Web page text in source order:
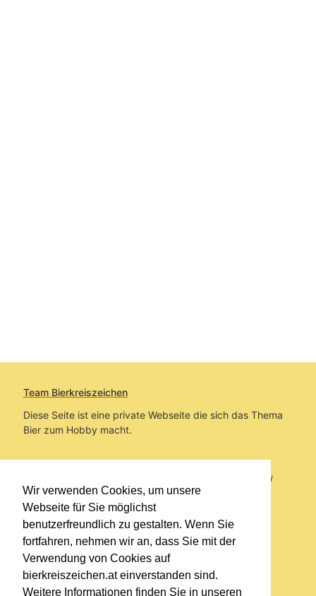
Wir verwenden Cookies, um unsere
Webseite für Sie möglichst
benutzerfreundlich zu gestalten. Wenn Sie
fortfahren, nehmen wir an, dass Sie mit der
Verwendung von Cookies auf
bierkreiszeichen.at einverstanden sind.
Weitere Informationen finden Sie in unseren
Team Bierkreiszeichen
Diese Seite ist eine private Webseite die sich das Thema
Bier zum Hobby macht.
Sie befinden sich auf https://www.bierkreiszeichen.at/
im Pfad:Übers Bier/Bierlokale
Erstellt: 2014-11-24
Links